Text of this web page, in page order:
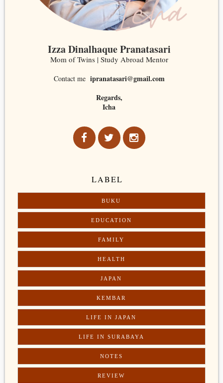
Izza Dinalhaque Pranatasari
Mom of Twins | Study Abroad Mentor
Contact me ipranatasari@gmail.com
Regards,
Icha
LABEL
BUKU
EDUCATION
FAMILY
HEALTH
JAPAN
KEMBAR
LIFE IN JAPAN
LIFE IN SURABAYA
NOTES
REVIEW